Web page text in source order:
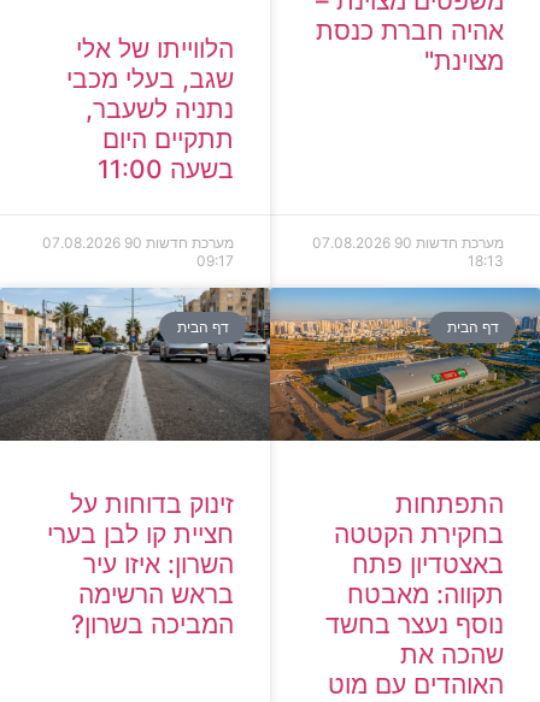
אהיה חברת כנסת
מצוינת"
מערכת חדשות 90
07.08.2026
18:13
הלווייתו של אלי
שגב, בעלי מכבי
נתניה לשעבר,
תתקיים היום
בשעה 11:00
מערכת חדשות 90
07.08.2026
09:17
דף הבית
התפתחות
בחקירת הקטטה
באצטדיון פתח
תקווה: מאבטח
נוסף נעצר בחשד
שהכה את
האוהדים עם מוט
דף הבית
זינוק בדוחות על
חציית קו לבן בערי
השרון: איזו עיר
בראש הרשימה
המביכה בשרון?